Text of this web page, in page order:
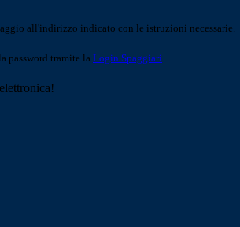
all'indirizzo indicato con le istruzioni necessarie.
password tramite la Login Spaggiari